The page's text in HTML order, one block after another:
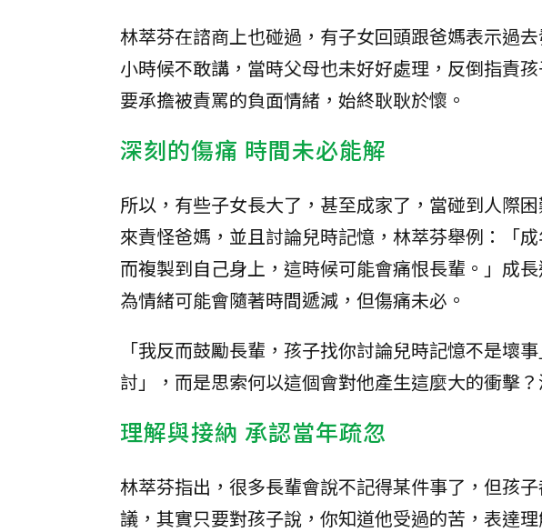
林萃芬在諮商上也碰過，有子女回頭跟爸媽表示過
小時候不敢講，當時父母也未好好處理，反倒指責
要承擔被責罵的負面情緒，始終耿耿於懷。
深刻的傷痛 時間未必能解
所以，有些子女長大了，甚至成家了，當碰到人際
來責怪爸媽，並且討論兒時記憶，林萃芬舉例：「
而複製到自己身上，這時候可能會痛恨長輩。」成
為情緒可能會隨著時間遞減，但傷痛未必。
「我反而鼓勵長輩，孩子找你討論兒時記憶不是壞
討」，而是思索何以這個會對他產生這麼大的衝擊
理解與接納 承認當年疏忽
林萃芬指出，很多長輩會說不記得某件事了，但孩
議，其實只要對孩子說，你知道他受過的苦，表達